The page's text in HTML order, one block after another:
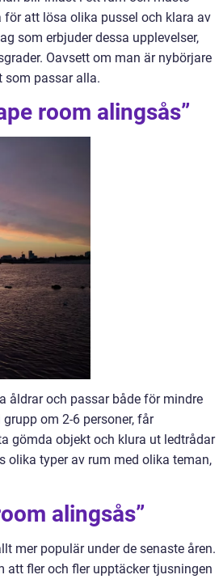
att lösa olika pussel och klara av
som erbjuder dessa upplevelser,
Oavsett om man är nybörjare
som passar alla.
room alingsås”
åldrar och passar både för mindre
om 2-6 personer, får
gömda objekt och klura ut ledtrådar
olika typer av rum med olika teman,
alingsås”
mer populär under de senaste åren.
att fler och fler upptäcker tjusningen